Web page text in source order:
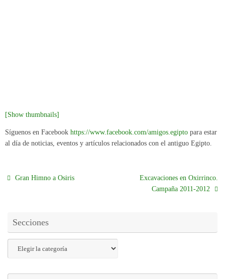
[Show thumbnails]
Síguenos en Facebook https://www.facebook.com/amigos.egipto para estar
al día de noticias, eventos y artículos relacionados con el antiguo Egipto.
Gran Himno a Osiris
Excavaciones en Oxirrinco.
Campaña 2011-2012
Secciones